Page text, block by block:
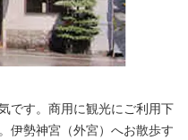
です。商用に観光にご利用下
伊勢神宮（外宮）へお散歩す